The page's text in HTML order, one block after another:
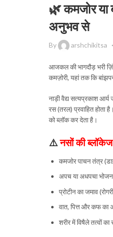
🌿 कमजोर या
अनुभव से
By arshchikitsa
आजकल की भागदौड़ भरी
कमज़ोरी, यहां तक कि
नाड़ी वैद्य सत्यप्रकाश
रस (तरल) प्रवाहित होता
को ब्लॉक कर देता है।
⚠️ नसों की
कमजोर पाचन तंत्र
अपच या अधपचा भोजन
प्रोटीन का जमाव
वात, पित्त और कफ
शरीर में विषैले तत्वों का